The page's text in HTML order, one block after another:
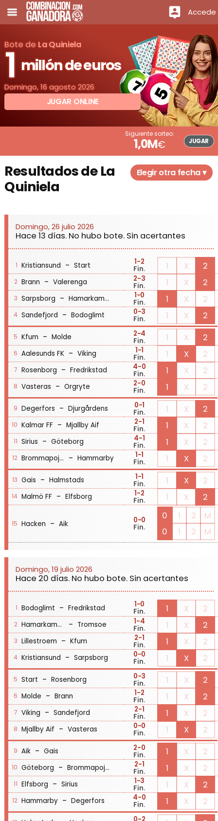
Accede
Bote de La Quiniela
1 millón de euros
Domingo, 16 agosto 2026
JUGAR ONLINE
Siguiente sorteo:
1,0M€ JUGAR
Resultados de La
Quiniela
Elegir otra fecha ▾
Domingo, 26 julio 2026
Hace 13 días. No hubo bote. Sin acertantes
1 Kristiansund - Start 1-2
Fin. 1 X 2
2 Brann - Valerenga 2-3
Fin. 1 X 2
3 Sarpsborg - Hamarkameratene 1-0
Fin. 1 X 2
4 Sandefjord - Bodoglimt 0-3
Fin. 1 X 2
5 Kfum - Molde 2-4
Fin. 1 X 2
6 Aalesunds FK - Viking 1-1
Fin. 1 X 2
7 Rosenborg - Fredrikstad 4-0
Fin. 1 X 2
8 Vasteras - Orgryte 2-0
Fin. 1 X 2
9 Degerfors - Djurgårdens 0-1
Fin. 1 X 2
10 Kalmar FF - Mjallby Aif 2-1
Fin. 1 X 2
11 Sirius - Göteborg 4-1
Fin. 1 X 2
12 Brommapojkarna - Hammarby 1-1
Fin. 1 X 2
13 Gais - Halmstads 1-1
Fin. 1 X 2
14 Malmö FF - Elfsborg 1-2
Fin. 1 X 2
15 Hacken - Aik 0-0
Fin.
0 1 2
M
0
1 2 M
Domingo, 19 julio 2026
Hace 20 días. No hubo bote. Sin acertantes
1 Bodoglimt - Fredrikstad 1-0
Fin. 1 X 2
2 Hamarkameratene - Tromsoe 1-4
Fin. 1 X 2
3 Lillestroem - Kfum 2-1
Fin. 1 X 2
4 Kristiansund - Sarpsborg 0-0
Fin. 1 X 2
5 Start - Rosenborg 0-3
Fin. 1 X 2
6 Molde - Brann 1-2
Fin. 1 X 2
7 Viking - Sandefjord 2-1
Fin. 1 X 2
8 Mjallby Aif - Vasteras 0-0
Fin. 1 X 2
9 Aik - Gais 2-0
Fin. 1 X 2
10 Göteborg - Brommapojkarna 2-1
Fin. 1 X 2
11 Elfsborg - Sirius 1-3
Fin. 1 X 2
12 Hammarby - Degerfors 4-0
Fin. 1 X 2